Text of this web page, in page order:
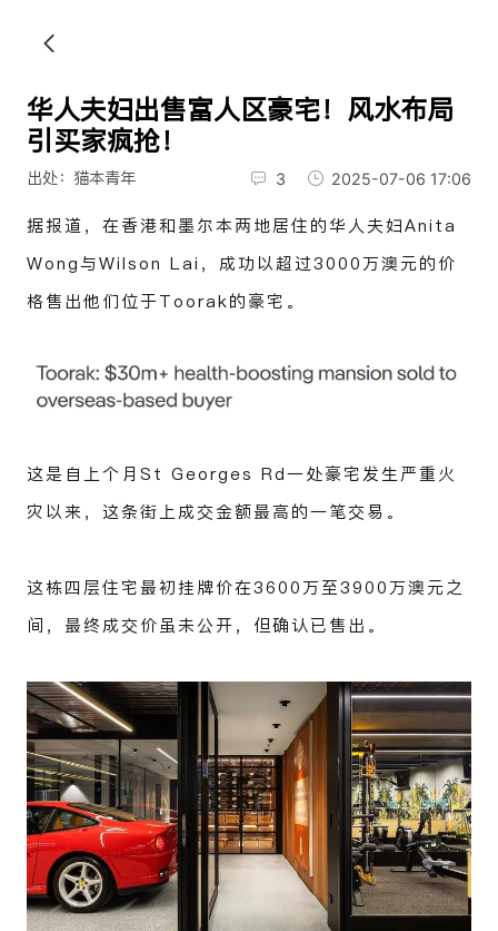
华人夫妇出售富人区豪宅！风水布局
引买家疯抢！
出处：猫本青年 3 2025-07-06 17:06
据报道，在香港和墨尔本两地居住的华人夫妇Anita
Wong与Wilson Lai，成功以超过3000万澳元的价
格售出他们位于Toorak的豪宅。
这是自上个月St Georges Rd一处豪宅发生严重火
灾以来，这条街上成交金额最高的一笔交易。
这栋四层住宅最初挂牌价在3600万至3900万澳元之
间，最终成交价虽未公开，但确认已售出。